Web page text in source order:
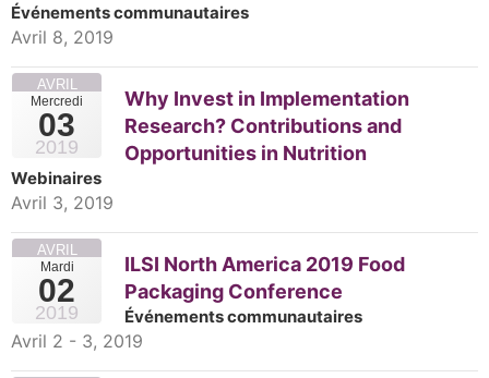
Événements communautaires
Avril 8, 2019
Mercredi
03
AVRIL
2019
Why Invest in Implementation
Research? Contributions and
Opportunities in Nutrition
Webinaires
Avril 3, 2019
Mardi
02
AVRIL
2019
ILSI North America 2019 Food
Packaging Conference
Événements communautaires
Avril 2 - 3, 2019